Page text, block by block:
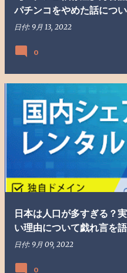
パチンコをやめた話につい
日付: 9月 13, 2022
0
日本は人口が多すぎる？
い理由について戯れ言を語
日付: 9月 09, 2022
0